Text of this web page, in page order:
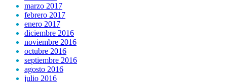
marzo 2017
febrero 2017
enero 2017
diciembre 2016
noviembre 2016
octubre 2016
septiembre 2016
agosto 2016
julio 2016